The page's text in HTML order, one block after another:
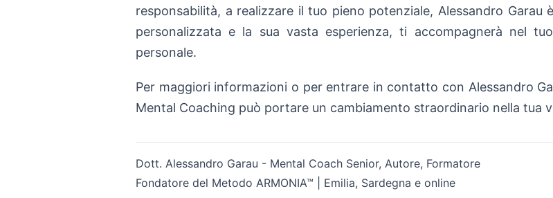
responsabilità, a realizzare il tuo pieno potenziale, Alessandro
personalizzata e la sua vasta esperienza, ti accompagnerà nel
personale.
Per maggiori informazioni o per entrare in contatto con Alessandro
Mental Coaching può portare un cambiamento straordinario nella tua
Dott. Alessandro Garau - Mental Coach Senior, Autore, Formatore
Fondatore del Metodo ARMONIA™ | Emilia, Sardegna e online